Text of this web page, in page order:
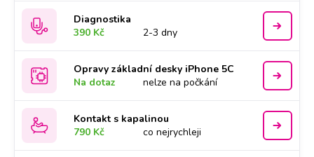
Diagnostika
390 Kč
2-3 dny
Opravy základní desky iPhone 5C
Na dotaz
nelze na počkání
Kontakt s kapalinou
790 Kč
co nejrychleji